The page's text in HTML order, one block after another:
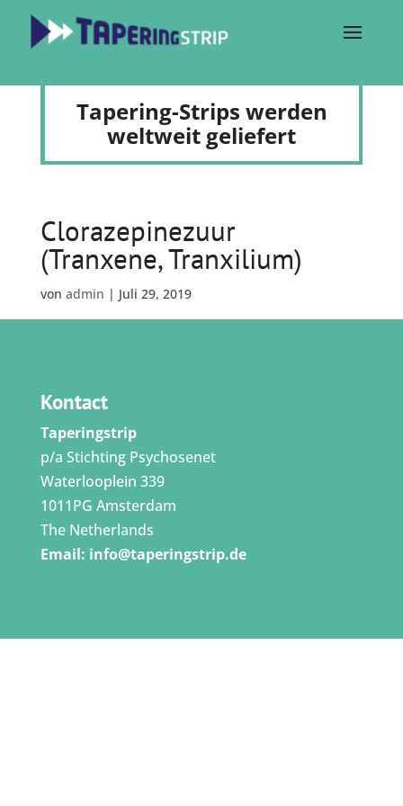
Tapering-Strips werden
weltweit geliefert
Clorazepinezuur
(Tranxene, Tranxilium)
von admin | Juli 29, 2019
Kontact
Taperingstrip
p/a Stichting Psychosenet
Waterlooplein 339
1011PG Amsterdam
The Netherlands
Email: info@taperingstrip.de